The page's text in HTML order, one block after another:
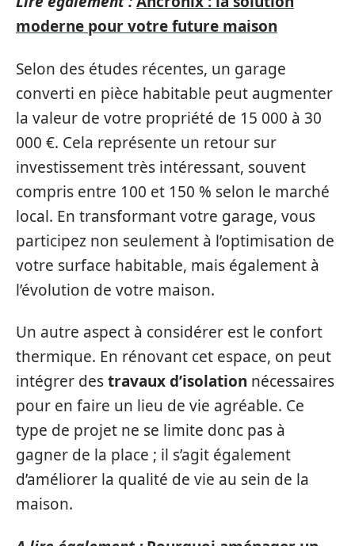
moderne pour votre future maison
Selon des études récentes, un garage
converti en pièce habitable peut augmenter
la valeur de votre propriété de 15 000 à 30
000 €. Cela représente un retour sur
investissement très intéressant, souvent
compris entre 100 et 150 % selon le marché
local. En transformant votre garage, vous
participez non seulement à l’optimisation de
votre surface habitable, mais également à
l’évolution de votre maison.
Un autre aspect à considérer est le confort
thermique. En rénovant cet espace, on peut
intégrer destravaux d’isolation nécessaires
pour en faire un lieu de vie agréable. Ce
type de projet ne se limite donc pas à
gagner de la place ; il s’agit également
d’améliorer la qualité de vie au sein de la
maison.